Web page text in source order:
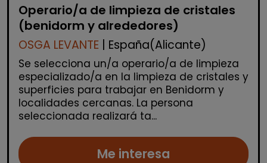
Operario/a de limpieza de cristales
(benidorm y alrededores)
OSGA LEVANTE | España(Alicante)
Se selecciona un/a operario/a de limpieza
especializado/a en la limpieza de cristales y
superficies para trabajar en Benidorm y
localidades cercanas. La persona
seleccionada realizará ta...
Me interesa